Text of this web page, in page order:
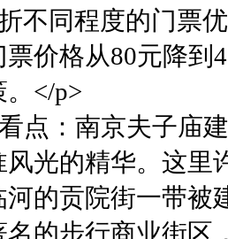
不同程度的门票
价格从80元降到
</p>
：南京夫子庙建
光的精华。这里
的贡院街一带被
名的步行商业街区